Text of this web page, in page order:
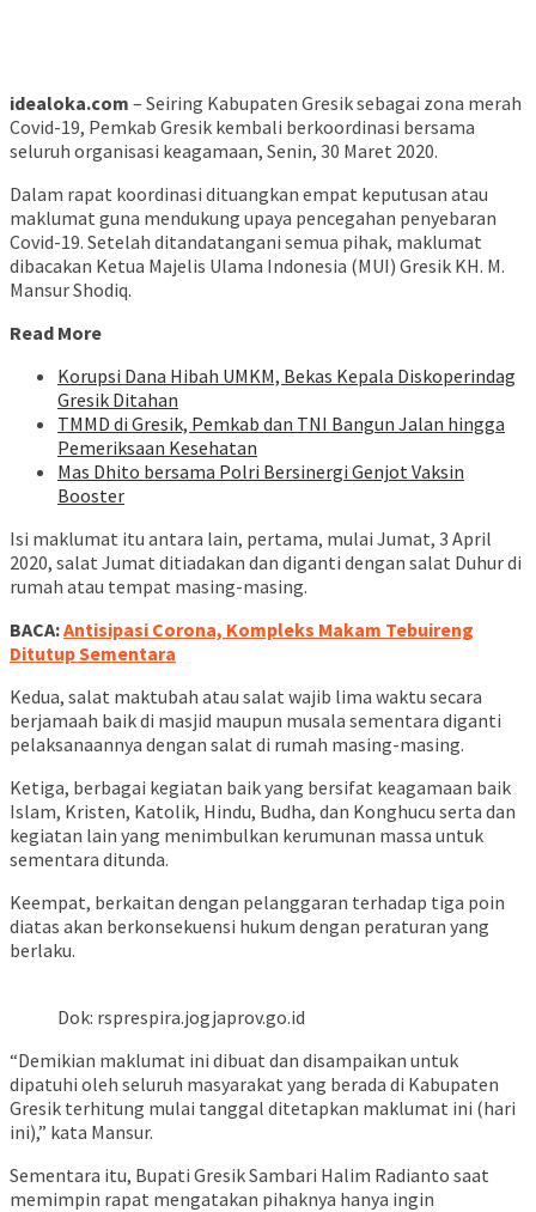
idealoka.com – Seiring Kabupaten Gresik sebagai zona merah
Covid-19, Pemkab Gresik kembali berkoordinasi bersama
seluruh organisasi keagamaan, Senin, 30 Maret 2020.
Dalam rapat koordinasi dituangkan empat keputusan atau
maklumat guna mendukung upaya pencegahan penyebaran
Covid-19. Setelah ditandatangani semua pihak, maklumat
dibacakan Ketua Majelis Ulama Indonesia (MUI) Gresik KH. M.
Mansur Shodiq.
Read More
Korupsi Dana Hibah UMKM, Bekas Kepala Diskoperindag
Gresik Ditahan
TMMD di Gresik, Pemkab dan TNI Bangun Jalan hingga
Pemeriksaan Kesehatan
Mas Dhito bersama Polri Bersinergi Genjot Vaksin
Booster
Isi maklumat itu antara lain, pertama, mulai Jumat, 3 April
2020, salat Jumat ditiadakan dan diganti dengan salat Duhur di
rumah atau tempat masing-masing.
BACA:Antisipasi Corona, Kompleks Makam Tebuireng
Ditutup Sementara
Kedua, salat maktubah atau salat wajib lima waktu secara
berjamaah baik di masjid maupun musala sementara diganti
pelaksanaannya dengan salat di rumah masing-masing.
Ketiga, berbagai kegiatan baik yang bersifat keagamaan baik
Islam, Kristen, Katolik, Hindu, Budha, dan Konghucu serta dan
kegiatan lain yang menimbulkan kerumunan massa untuk
sementara ditunda.
Keempat, berkaitan dengan pelanggaran terhadap tiga poin
diatas akan berkonsekuensi hukum dengan peraturan yang
berlaku.
Dok: rsprespira.jogjaprov.go.id
“Demikian maklumat ini dibuat dan disampaikan untuk
dipatuhi oleh seluruh masyarakat yang berada di Kabupaten
Gresik terhitung mulai tanggal ditetapkan maklumat ini (hari
ini),” kata Mansur.
Sementara itu, Bupati Gresik Sambari Halim Radianto saat
memimpin rapat mengatakan pihaknya hanya ingin